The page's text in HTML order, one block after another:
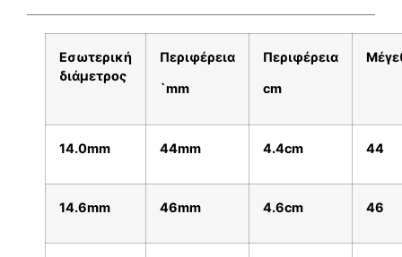
Εσωτερική
διάμετρος
Περιφέρεια
`mm
Περιφέρεια
cm
14.0mm 44mm 4.4cm 44
14.6mm 46mm 4.6cm 46